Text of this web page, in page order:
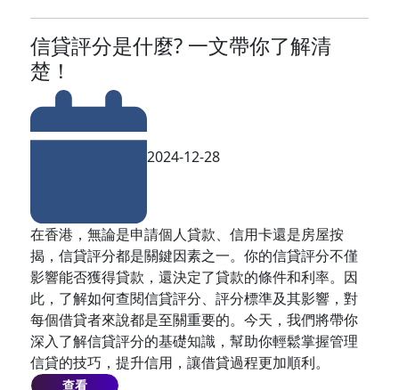
信貸評分是什麼? 一文帶你了解清
楚！
2024-12-28
在香港，無論是申請個人貸款、信用卡還是房屋按
揭，信貸評分都是關鍵因素之一。你的信貸評分不僅
影響能否獲得貸款，還決定了貸款的條件和利率。因
此，了解如何查閱信貸評分、評分標準及其影響，對
每個借貸者來說都是至關重要的。今天，我們將帶你
深入了解信貸評分的基礎知識，幫助你輕鬆掌握管理
信貸的技巧，提升信用，讓借貸過程更加順利。
查看